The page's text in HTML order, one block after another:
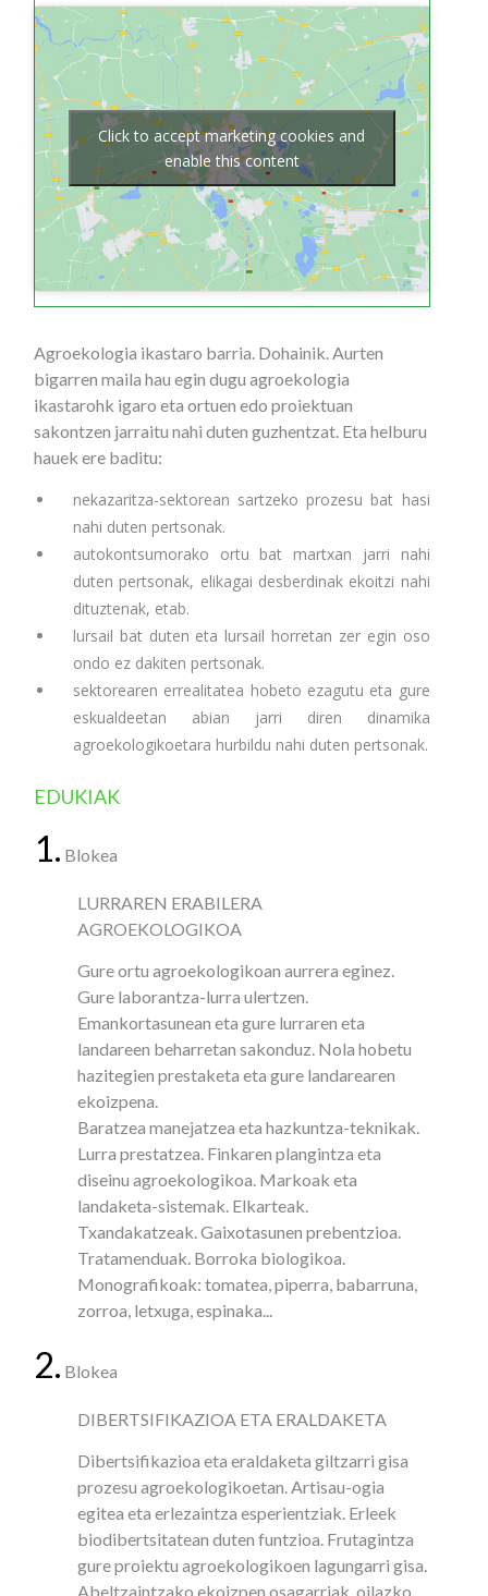
Click to accept marketing cookies and
enable this content
Agroekologia ikastaro barria. Dohainik. Aurten
bigarren maila hau egin dugu agroekologia
ikastarohk igaro eta ortuen edo proiektuan
sakontzen jarraitu nahi duten guzhentzat. Eta helburu
hauek ere baditu:
nekazaritza-sektorean sartzeko prozesu bat hasi
nahi duten pertsonak.
autokontsumorako ortu bat martxan jarri nahi
duten pertsonak, elikagai desberdinak ekoitzi nahi
dituztenak, etab.
lursail bat duten eta lursail horretan zer egin oso
ondo ez dakiten pertsonak.
sektorearen errealitatea hobeto ezagutu eta gure
eskualdeetan abian jarri diren dinamika
agroekologikoetara hurbildu nahi duten pertsonak.
EDUKIAK
1. Blokea
LURRAREN ERABILERA
AGROEKOLOGIKOA
Gure ortu agroekologikoan aurrera eginez.
Gure laborantza-lurra ulertzen.
Emankortasunean eta gure lurraren eta
landareen beharretan sakonduz. Nola hobetu
hazitegien prestaketa eta gure landarearen
ekoizpena.
Baratzea manejatzea eta hazkuntza-teknikak.
Lurra prestatzea. Finkaren plangintza eta
diseinu agroekologikoa. Markoak eta
landaketa-sistemak. Elkarteak.
Txandakatzeak. Gaixotasunen prebentzioa.
Tratamenduak. Borroka biologikoa.
Monografikoak: tomatea, piperra, babarruna,
zorroa, letxuga, espinaka...
2. Blokea
DIBERTSIFIKAZIOA ETA ERALDAKETA
Dibertsifikazioa eta eraldaketa giltzarri gisa
prozesu agroekologikoetan. Artisau-ogia
egitea eta erlezaintza esperientziak. Erleek
biodibertsitatean duten funtzioa. Frutagintza
gure proiektu agroekologikoen lagungarri gisa.
Abeltzaintzako ekoizpen osagarriak, oilazko,